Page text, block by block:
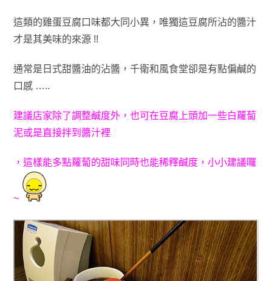
這類的雞蛋豆腐口味都大同小異，唯獨這豆腐所沾的醬汁
才是其美味的來源 !!
通常是日式甜醬油的沾醬，千衛和風食堂卻是有點偏鹹的
口感 …..
建議店家除了調整鹹度外，也可在豆腐上頭加一些白蘿蔔
泥或是直接拌到 醬汁裡
， 這樣能多點蘿蔔的甜味同時也能稀釋鹹度，小小建議囉
~